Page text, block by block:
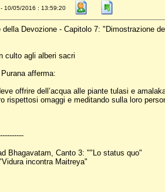
- 10/05/2016 : 13:59:20
della Devozione - Capitolo 7: "Dimostrazione
culto agli alberi sacri
afferma:
offrire dell’acqua alle piante tulasi e
rispettosi omaggi e meditando sulla loro
Bhagavatam, Canto 3: ""Lo status quo"
incontra Maitreya"